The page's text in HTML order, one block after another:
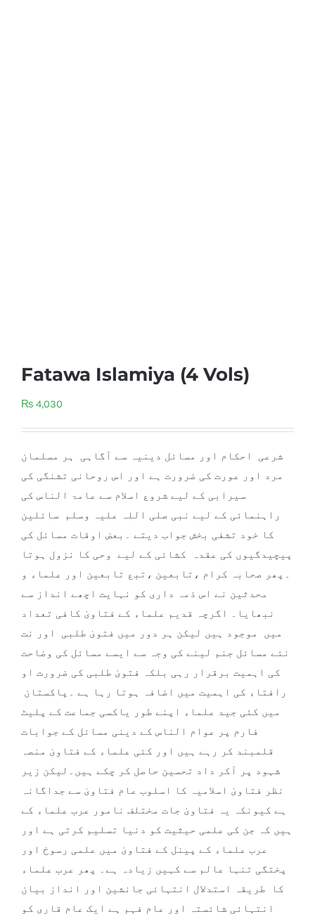
Fatawa Islamiya (4 Vols)
₨ 4,030
شرعی احکام اور مسائل دینیہ سے آگاہی ہر مسلمان
مرد اور عورت کی ضرورت ہے اور اس روحانی تشنگی کی
سیرابی کے لیے شروع اسلام سے عامۃ الناس کی
راہنمائی کے لیے نبی صلی اللہ علیہ وسلم سائلین
کا خود تشفی بخش جواب دیتے ۔بعض اوقات مسائل کی
پیچیدگیوں کی عقدہ کشائی کے لیے وحی کا نزول ہوتا
۔پھر صحابہ کرام ،تابعین ،تبع تابعین اور علما ء و
محدثین نے اس ذمہ داری کو نہایت اچھے انداز سے
نبھایا۔ اگرچہ قدیم علماء کے فتاویٰ کافی تعداد
میں موجود ہیں لیکن ہر دور میں فتویٰ طلبی اور نت
نئے مسائل جنم لینے کی وجہ سے ایسے مسائل کی وضاحت
کی اہمیت برقرار رہی بلکہ فتویٰ طلبی کی ضرورت او
رافتاء کی اہمیت میں اضافہ ہوتا رہا ہے ۔پاکستان
میں کئی جید علماء اپنے طور یاکسی جماعت کے پلیٹ
فارم پر عوام الناس کے دینی مسائل کے جوابات
قلمبند کر رہے ہیں اور کئی علماء کے فتاویٰ منصہ
شہود پر آکر داد تحسین حاصل کر چکے ہیں۔لیکن زیر
نظر فتاویٰ اسلامیہ کا اسلوب عام فتاویٰ سے جداگانہ
ہے کیونکہ یہ فتاویٰ جات مختلف نامور عرب علماء کے
ہیں کہ جن کی علمی حیثیت کو دنیا تسلیم کرتی ہے اور
عرب علماء کے پینل کے فتاویٰ میں علمی رسوخ اور
پختگی تنہا عالم سے کہیں زیادہ ہے۔ پھر عرب علماء
کا طریقہ استدلال انتہائی جانشین اور انداز بیان
انتہائی شائستہ اور عام فہم ہے ایک عام قاری کو